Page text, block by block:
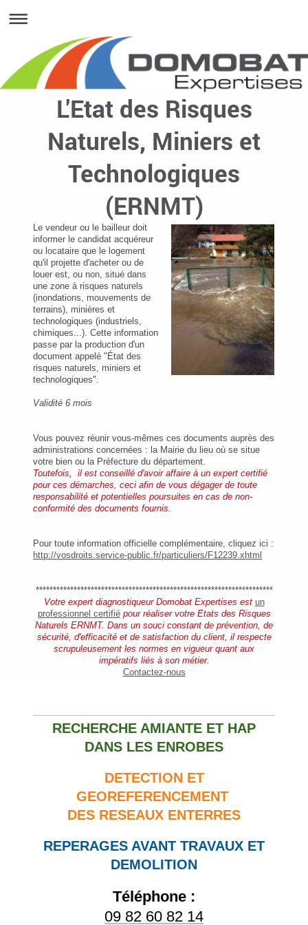
L'Etat des Risques
Naturels, Miniers et
Technologiques
(ERNMT)
Le vendeur ou le bailleur doit
informer le candidat acquéreur
ou locataire que le logement
qu'il projette d'acheter ou de
louer est, ou non, situé dans
une zone à risques naturels
(inondations, mouvements de
terrains), minières et
technologiques (industriels,
chimiques...). Cette information
passe par la production d'un
document appelé "État des
risques naturels, miniers et
technologiques".
Validité 6 mois
Vous pouvez réunir vous-mêmes ces documents auprès des
administrations concernées : la Mairie du lieu où se situe
votre bien ou la Préfecture du département.
Toutefois,
il est conseillé d'avoir affaire à un expert certifié
pour ces démarches, ceci afin de vous dégager de toute
responsabilité et potentielles poursuites en cas de non-
conformité des documents fournis.
Pour toute information officielle complémentaire, cliquez ici :
http://vosdroits.service-public.fr/particuliers/F12239.xhtml
*********************************************************************
Votre expert diagnostiqueur Domobat Expertises est un
professionnel certifiépour réaliser votre Etats des Risques
Naturels ERNMT. Dans un souci constant de prévention, de
sécurité, d'efficacité et de satisfaction du client, il respecte
scrupuleusement les normes en vigueur quant aux
impératifs liés à son métier.
Contactez-nous
RECHERCHE AMIANTE ET HAP
DANS LES ENROBES
DETECTION ET
GEOREFERENCEMENT
DES RESEAUX ENTERRES
REPERAGES AVANT TRAVAUX ET
DEMOLITION
Téléphone :
09 82 60 82 14